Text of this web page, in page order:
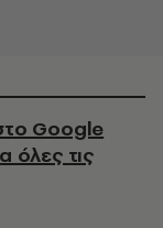
Google
όλες τις